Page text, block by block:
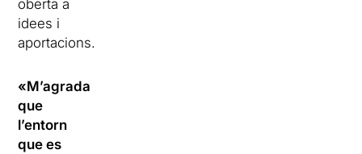
oberta a
idees i
aportacions.
«M’agrada
que
l’entorn
que es